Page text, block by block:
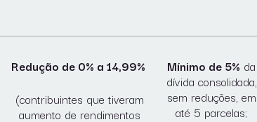
Redução de 0% a 14,99%
(contribuintes que tiveram
aumento de rendimentos
Mínimo de 5% da
dívida consolidada,
sem reduções, em
até 5 parcelas;